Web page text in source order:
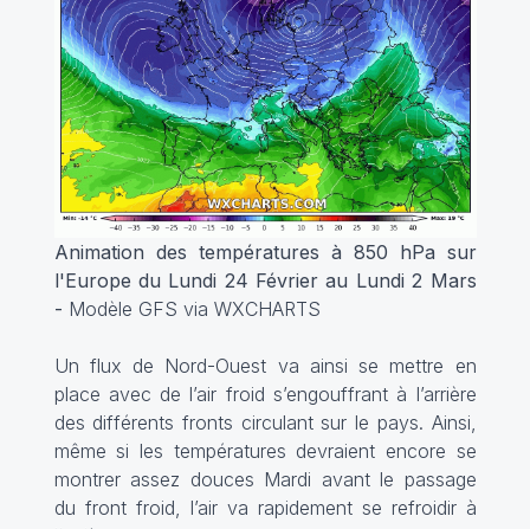
Animation des températures à 850 hPa sur
l'Europe du Lundi 24 Février au Lundi 2 Mars
- Modèle GFS via WXCHARTS
Un flux de Nord-Ouest va ainsi se mettre en
place avec de l’air froid s’engouffrant à l’arrière
des différents fronts circulant sur le pays. Ainsi,
même si les températures devraient encore se
montrer assez douces Mardi avant le passage
du front froid, l’air va rapidement se refroidir à